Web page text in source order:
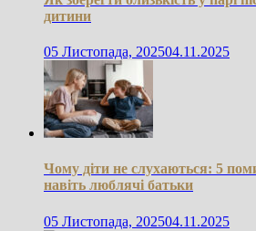
дитини
05 Листопада, 202504.11.2025
Чому діти не слухаються: 5
навіть люблячі батьки
05 Листопада, 202504.11.2025